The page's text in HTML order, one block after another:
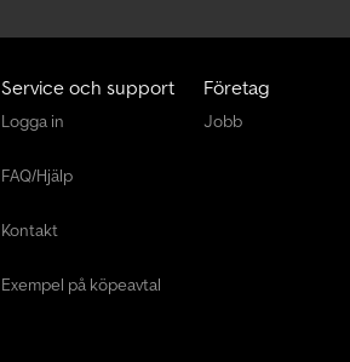
Service och support
Logga in
FAQ/Hjälp
Kontakt
Exempel på köpeavtal
Företag
Jobb